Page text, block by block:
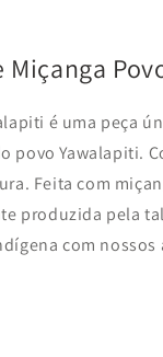
é uma peça
povo Yawalapiti.
. Feita com
produzida pela
com nossos